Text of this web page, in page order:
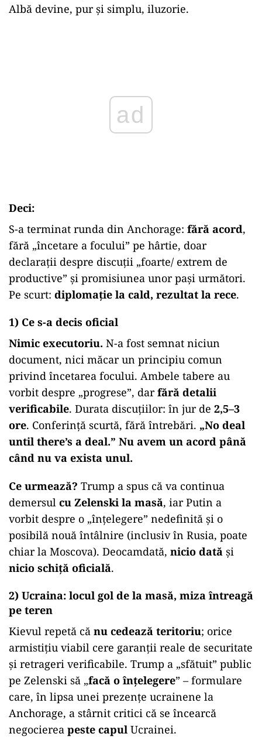
Albă devine, pur și simplu, iluzorie.
Deci:
S-a terminat runda din Anchorage: fără acord,
fără „încetare a focului” pe hârtie, doar
declarații despre discuții „foarte/ extrem de
productive” și promisiunea unor pași următori.
Pe scurt: diplomație la cald, rezultat la rece.
1) Ce s-a decis oficial
Nimic executoriu. N-a fost semnat niciun
document, nici măcar un principiu comun
privind încetarea focului. Ambele tabere au
vorbit despre „progrese”, darfără detalii
verificabile. Durata discuțiilor: în jur de 2,5–3
ore. Conferință scurtă, fără întrebări. „No deal
until there’s a deal.” Nu avem un acord până
când nu va exista unul.
Ce urmează? Trump a spus că va continua
demersul cu Zelenski la masă, iar Putin a
vorbit despre o „înțelegere” nedefinită și o
posibilă nouă întâlnire (inclusiv în Rusia, poate
chiar la Moscova). Deocamdată, nicio dată și
nicio schiță oficială.
2) Ucraina: locul gol de la masă, miza întreagă
pe teren
Kievul repetă că nu cedează teritoriu; orice
armistițiu viabil cere garanții reale de securitate
și retrageri verificabile. Trump a „sfătuit” public
pe Zelenski să „facă o înțelegere” – formulare
care, în lipsa unei prezențe ucrainene la
Anchorage, a stârnit critici că se încearcă
negocierea peste capul Ucrainei.